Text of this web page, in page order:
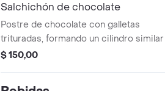
Salchichón de chocolate
Postre de chocolate con galletas
trituradas, formando un cilindro similar
un salchichón.
$ 150,00